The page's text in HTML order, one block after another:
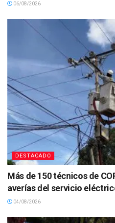
06/08/2026
DESTACADO
Más de 150 técnicos de
averías del servicio
04/08/2026